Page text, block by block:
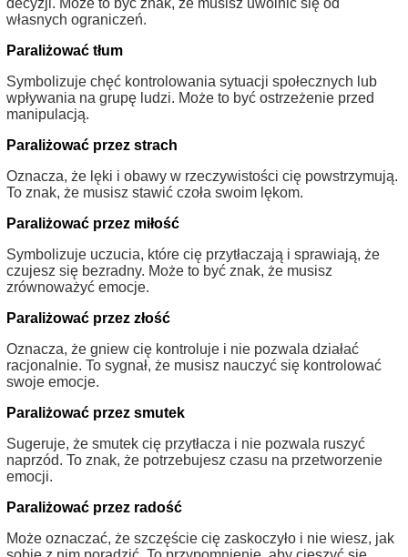
decyzji. Może to być znak, że musisz uwolnić się od
własnych ograniczeń.
Paraliżować tłum
Symbolizuje chęć kontrolowania sytuacji społecznych lub
wpływania na grupę ludzi. Może to być ostrzeżenie przed
manipulacją.
Paraliżować przez strach
Oznacza, że lęki i obawy w rzeczywistości cię powstrzymują.
To znak, że musisz stawić czoła swoim lękom.
Paraliżować przez miłość
Symbolizuje uczucia, które cię przytłaczają i sprawiają, że
czujesz się bezradny. Może to być znak, że musisz
zrównoważyć emocje.
Paraliżować przez złość
Oznacza, że gniew cię kontroluje i nie pozwala działać
racjonalnie. To sygnał, że musisz nauczyć się kontrolować
swoje emocje.
Paraliżować przez smutek
Sugeruje, że smutek cię przytłacza i nie pozwala ruszyć
naprzód. To znak, że potrzebujesz czasu na przetworzenie
emocji.
Paraliżować przez radość
Może oznaczać, że szczęście cię zaskoczyło i nie wiesz, jak